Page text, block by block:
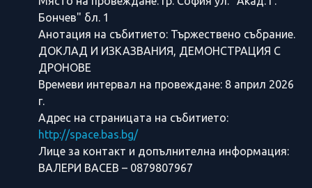
Бончев" бл. 1
Анотация на събитието: Тържествено събрание.
ДОКЛАД И ИЗКАЗВАНИЯ, ДЕМОНСТРАЦИЯ С
ДРОНОВE
Времеви интервал на провеждане: 8 април 2026
г.
Адрес на страницата на събитието:
http://space.bas.bg/
Лице за контакт и допълнителна информация:
ВАЛЕРИ ВАСЕВ – 0879807967